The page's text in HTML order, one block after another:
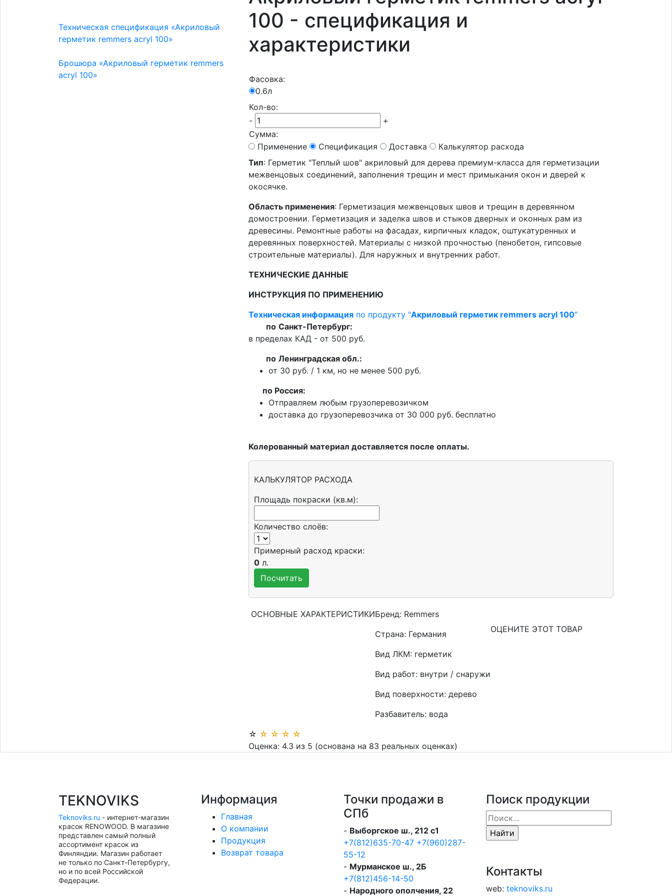
Техническая спецификация «Акриловый
герметик remmers acryl 100»
Брошюра «Акриловый герметик remmers
acryl 100»
100 - спецификация и
характеристики
Фасовка:
0.6л
Кол-во:
-
+
Сумма:
Применение
Спецификация Доставка
Калькулятор расхода
Тип: Герметик "Теплый шов" акриловый для дерева премиум-класса для герметизации
межвенцовых соединений, заполнения трещин и мест примыкания окон и дверей к
окосячке.
Область применения: Герметизация межвенцовых швов и трещин в деревянном
домостроении. Герметизация и заделка швов и стыков дверных и оконных рам из
древесины. Ремонтные работы на фасадах, кирпичных кладок, оштукатуренных и
деревянных поверхностей. Материалы с низкой прочностью (пенобетон, гипсовые
строительные материалы). Для наружных и внутренних работ.
ТЕХНИЧЕСКИЕ ДАННЫЕ
ИНСТРУКЦИЯ ПО ПРИМЕНЕНИЮ
Техническая информация по продукту "Акриловый герметик remmers acryl 100"
по Санкт-Петербург:
в пределах КАД - от 500 руб.
по Ленинградская обл.:
от 30 руб. / 1 км, но не менее 500 руб.
по Россия:
Отправляем любым грузоперевозичком
доставка до грузоперевозчика от 30 000 руб. бесплатно
Колерованный материал доставляется после оплаты.
КАЛЬКУЛЯТОР РАСХОДА
Площадь покраски (кв.м):
Количество слоёв:
Примерный расход краски:
0 л.
ОСНОВНЫЕ ХАРАКТЕРИСТИКИБренд: Remmers
Страна: Германия
Вид ЛКМ: герметик
Вид работ: внутри / снаружи
Вид поверхности: дерево
Разбавитель: вода
ОЦЕНИТЕ ЭТОТ ТОВАР
☆ ☆ ☆ ☆ ☆
Оценка: 4.3 из 5 (основана на 83 реальных оценках)
TEKNOVIKS
Teknoviks.ru - интернет-магазин
красок RENOWOOD. В магазине
представлен самый полный
ассортимент красок из
Финляндии. Магазин работает
не только по Санкт-Петербургу,
но и по всей Российской
Федерации.
Информация
Главная
О компании
Продукция
Возврат товара
Точки продажи в
СПб
- Выборгское ш., 212 с1
+7(812)635-70-47 +7(960)287-
55-12
- Мурманское ш., 2Б
+7(812)456-14-50
- Народного ополчения, 22
Поиск продукции
Контакты
web: teknoviks.ru